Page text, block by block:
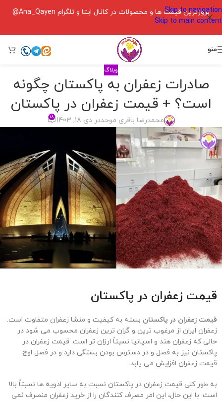
Skip to navigation
Skip to main content
بروزترین قیمت ها و محصولات در کانال ایتا و تلگرام Ana_Qayen@
منو
وبلاگ
صادرات زعفران به پاکستان چگونه
است؟ + قیمت زعفران در پاکستان
محمدرضا باقری موحددر دی 18, 1403 ۱۸
قیمت زعفران در پاکستان
قیمت زعفران در پاکستان بسته به کیفیت و منشا زعفران متفاوت است.
زعفران ایران از مرغوب ترین و گران ترین زعفران محسوب می شود در
حالی که زعفران هند و اسپانیا نسبتاً ارزان تر است. قیمت زعفران در
پاکستان نیز به فصل و در دسترس بودن بستگی دارد و در فصل اوج
قیمت زعفران افزایش می یابد.
به طور کلی قیمت زعفران در پاکستان نسبت به سایر ادویه ها نسبتاً بالا
است. با این حال، این امر مصرف کنندگان را از خرید زعفران منصرف نمی